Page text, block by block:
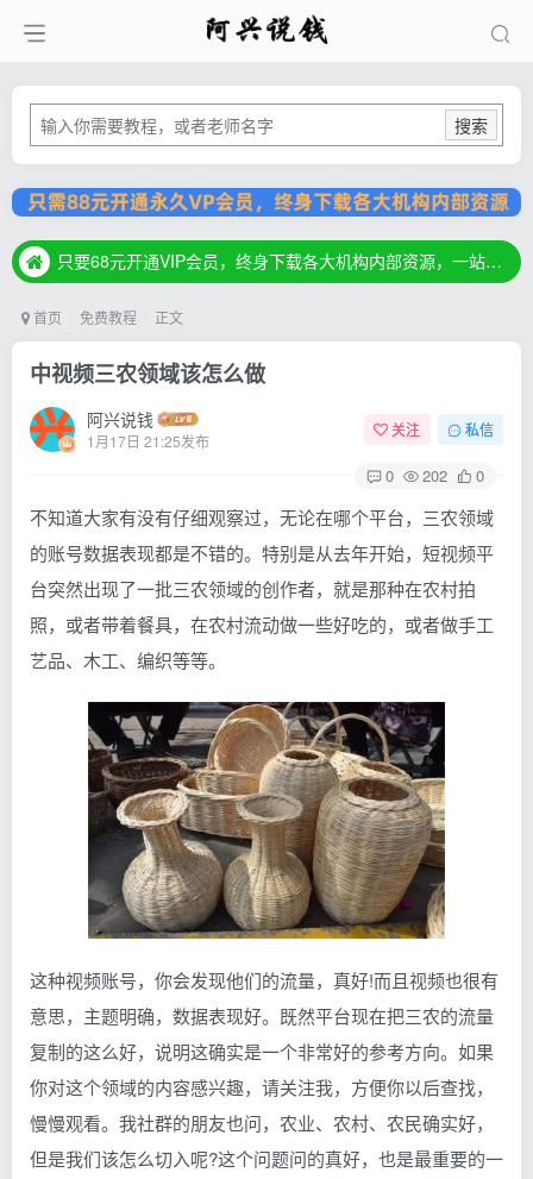
搜索
只要68元开通VIP会员，终身下载各大机构内部资源，一站式草根创业基地，最新最强网赚教程大全，小投入，大回报！
只要68元开通VIP会员，终身下载各大机构内部资源，一站式草根创业基地，最新最强网赚教程大全，小投入，大回报！
首页 免费教程 正文
中视频三农领域该怎么做
阿兴说钱
1月17日 21:25发布
关注 私信
0 202 0
不知道大家有没有仔细观察过，无论在哪个平台，三农领域
的账号数据表现都是不错的。特别是从去年开始，短视频平
台突然出现了一批三农领域的创作者，就是那种在农村拍
照，或者带着餐具，在农村流动做一些好吃的，或者做手工
艺品、木工、编织等等。
这种视频账号，你会发现他们的流量，真好!而且视频也很有
意思，主题明确，数据表现好。既然平台现在把三农的流量
复制的这么好，说明这确实是一个非常好的参考方向。如果
你对这个领域的内容感兴趣，请关注我，方便你以后查找，
慢慢观看。我社群的朋友也问，农业、农村、农民确实好，
但是我们该怎么切入呢?这个问题问的真好，也是最重要的一